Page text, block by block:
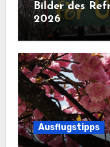
Bilder des
2026
Ausflugstipps